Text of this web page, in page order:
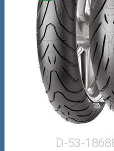
Mopoauton osat
Mönkijän osat
Puutarha ja metsä
Ajovarusteet
Nastarenkaat
D-53-